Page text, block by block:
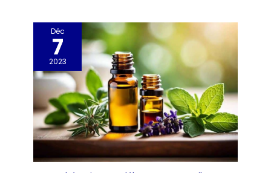
liqueur aux œufs, bière,
liqueur, huile d'olive,
vinaigre, huile, eau-de-
vie, jus et limonade.
Déc
7
2023